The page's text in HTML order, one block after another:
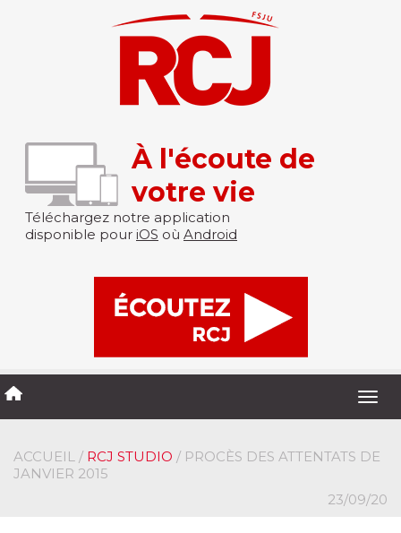
À l'écoute de
votre vie
Téléchargez notre application
disponible pour iOS où Android
ACCUEIL / RCJ STUDIO / PROCÈS DES ATTENTATS DE
JANVIER 2015
23/09/20